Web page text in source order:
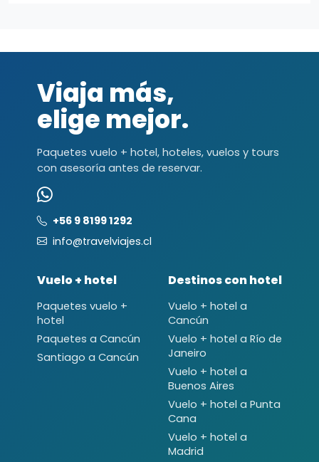
Viaja más,
elige mejor.
Paquetes vuelo + hotel, hoteles, vuelos y tours
con asesoría antes de reservar.
+56 9 8199 1292
info@travelviajes.cl
Vuelo + hotel
Paquetes vuelo +
hotel
Paquetes a Cancún
Santiago a Cancún
Destinos con hotel
Vuelo + hotel a
Cancún
Vuelo + hotel a Río de
Janeiro
Vuelo + hotel a
Buenos Aires
Vuelo + hotel a Punta
Cana
Vuelo + hotel a
Madrid